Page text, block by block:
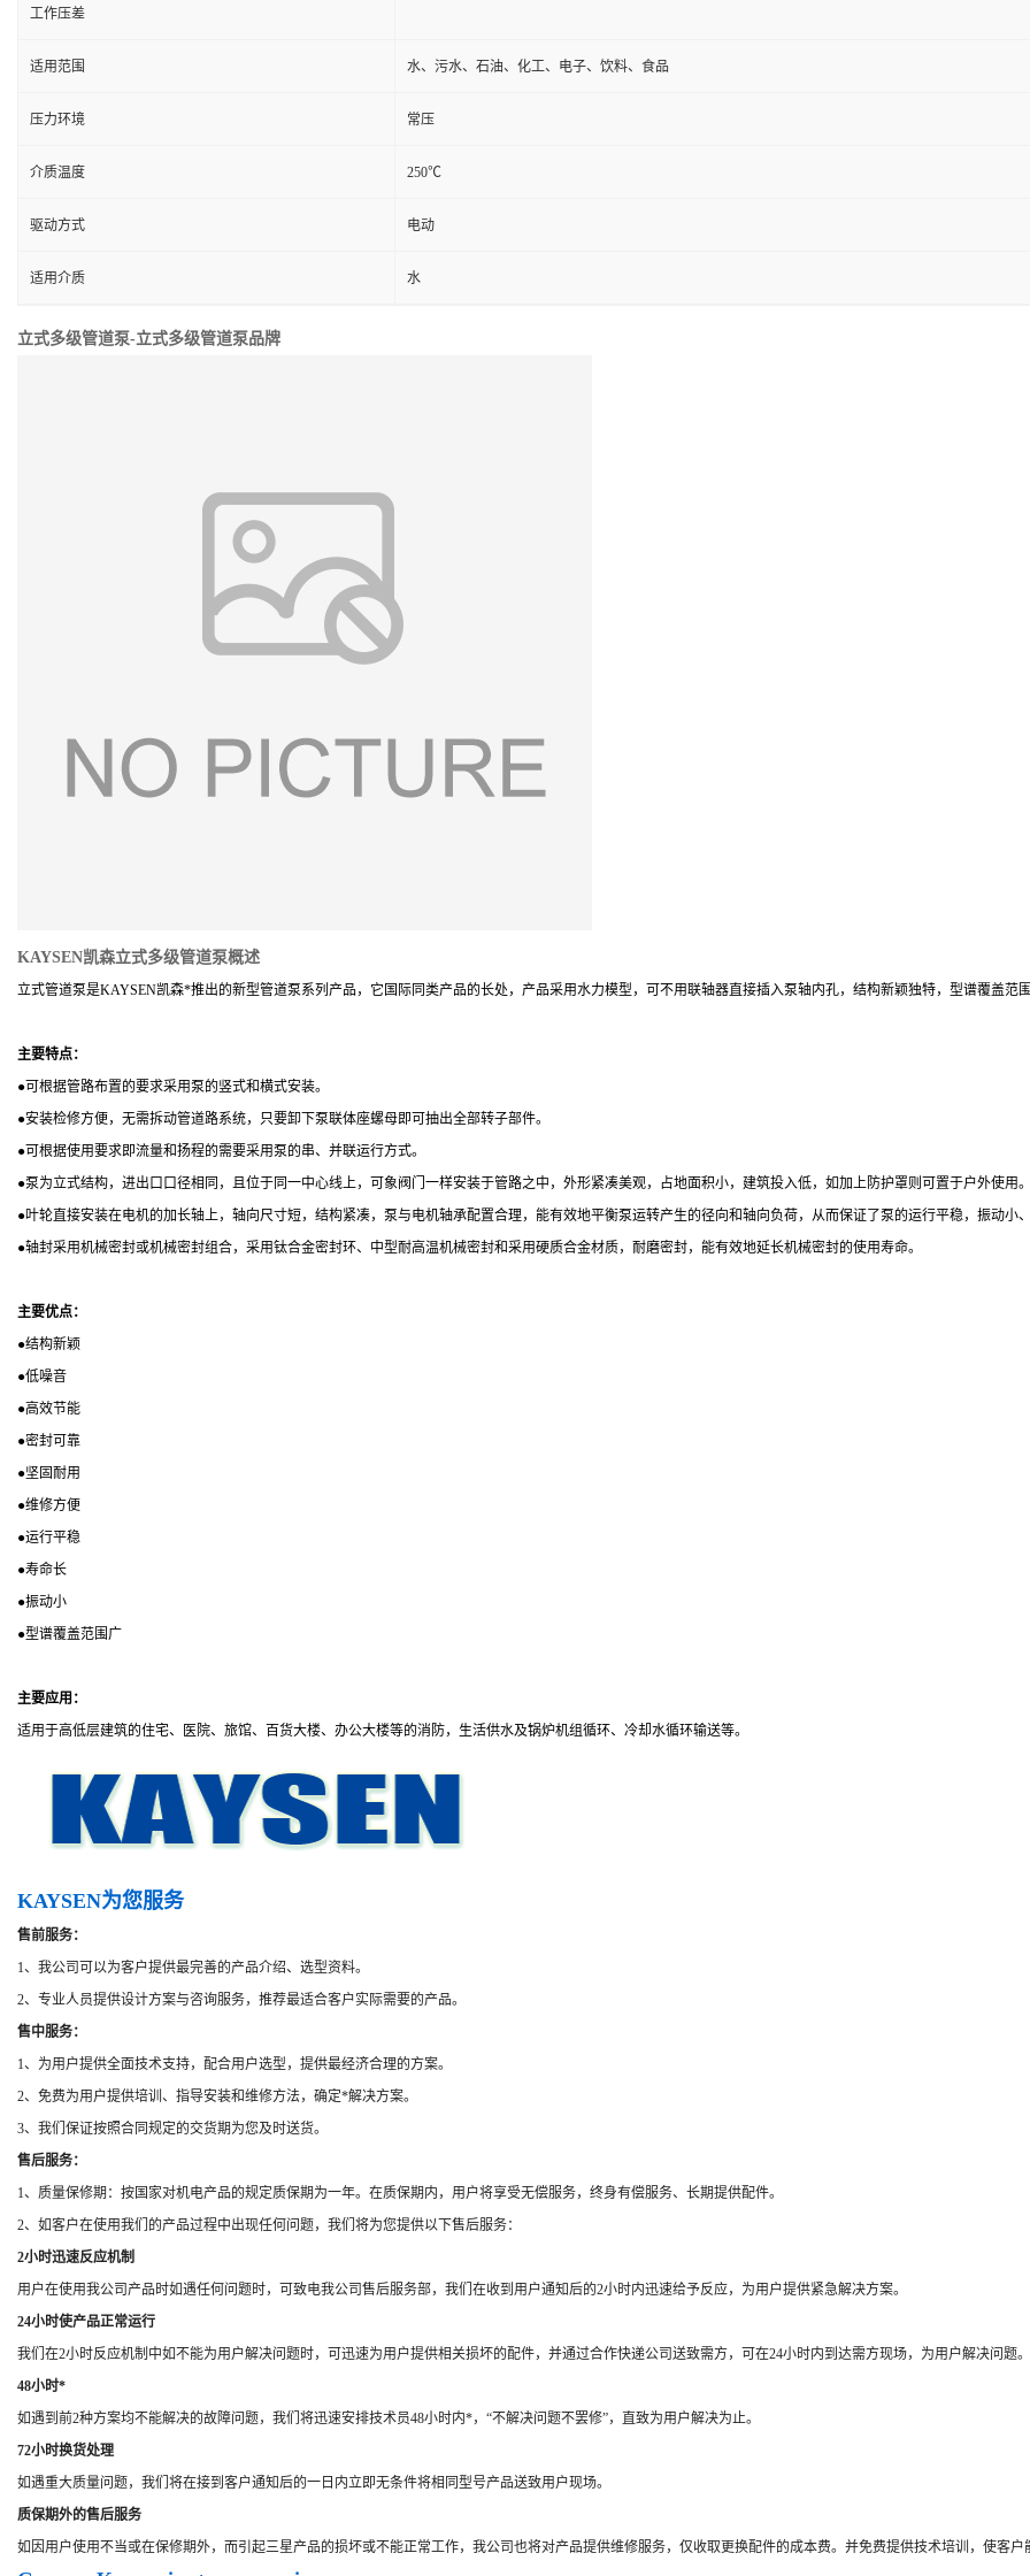
工作压差
适用范围 水、污水、石油、化工、电子、饮料、食品
压力环境 常压
介质温度 250℃
驱动方式 电动
适用介质 水
立式多级管道泵-立式多级管道泵品牌
KAYSEN凯森立式多级管道泵概述
立式管道泵是KAYSEN凯森*推出的新型管道泵系列产品，它国际同类产品的长处，产品采用水力模型，可不用联轴器直接插入泵轴内孔，结构新颖独特，型谱覆盖范
主要特点：
●可根据管路布置的要求采用泵的竖式和横式安装。
●安装检修方便，无需拆动管道路系统，只要卸下泵联体座螺母即可抽出全部转子部件。
●可根据使用要求即流量和扬程的需要采用泵的串、并联运行方式。
●泵为立式结构，进出口口径相同，且位于同一中心线上，可象阀门一样安装于管路之中，外形紧凑美观，占地面积小，建筑投入低，如加上防护罩则可置于户外使用。
●叶轮直接安装在电机的加长轴上，轴向尺寸短，结构紧凑，泵与电机轴承配置合理，能有效地平衡泵运转产生的径向和轴向负荷，从而保证了泵的运行平稳，振动小、
●轴封采用机械密封或机械密封组合，采用钛合金密封环、中型耐高温机械密封和采用硬质合金材质，耐磨密封，能有效地延长机械密封的使用寿命。
主要优点：
●结构新颖
●低噪音
●高效节能
●密封可靠
●坚固耐用
●维修方便
●运行平稳
●寿命长
●振动小
●型谱覆盖范围广
主要应用：
适用于高低层建筑的住宅、医院、旅馆、百货大楼、办公大楼等的消防，生活供水及锅炉机组循环、冷却水循环输送等。
KAYSEN为您服务
售前服务：
1、我公司可以为客户提供最完善的产品介绍、选型资料。
2、专业人员提供设计方案与咨询服务，推荐最适合客户实际需要的产品。
售中服务：
1、为用户提供全面技术支持，配合用户选型，提供最经济合理的方案。
2、免费为用户提供培训、指导安装和维修方法，确定*解决方案。
3、我们保证按照合同规定的交货期为您及时送货。
售后服务：
1、质量保修期：按国家对机电产品的规定质保期为一年。在质保期内，用户将享受无偿服务，终身有偿服务、长期提供配件。
2、如客户在使用我们的产品过程中出现任何问题，我们将为您提供以下售后服务：
2小时迅速反应机制
用户在使用我公司产品时如遇任何问题时，可致电我公司售后服务部，我们在收到用户通知后的2小时内迅速给予反应，为用户提供紧急解决方案。
24小时使产品正常运行
我们在2小时反应机制中如不能为用户解决问题时，可迅速为用户提供相关损坏的配件，并通过合作快递公司送致需方，可在24小时内到达需方现场，为用户解决问题。
48小时*
如遇到前2种方案均不能解决的故障问题，我们将迅速安排技术员48小时内*，“不解决问题不罢修”，直致为用户解决为止。
72小时换货处理
如遇重大质量问题，我们将在接到客户通知后的一日内立即无条件将相同型号产品送致用户现场。
质保期外的售后服务
如因用户使用不当或在保修期外，而引起三星产品的损坏或不能正常工作，我公司也将对产品提供维修服务，仅收取更换配件的成本费。并免费提供技术培训，使客户